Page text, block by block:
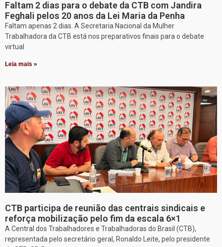
Faltam 2 dias para o debate da CTB com Jandira
Feghali pelos 20 anos da Lei Maria da Penha
Faltam apenas 2 dias. A Secretaria Nacional da Mulher
Trabalhadora da CTB está nos preparativos finais para o debate
virtual
Leia mais »
CTB participa de reunião das centrais sindicais e
reforça mobilização pelo fim da escala 6×1
A Central dos Trabalhadores e Trabalhadoras do Brasil (CTB),
representada pelo secretário geral, Ronaldo Leite, pelo presidente